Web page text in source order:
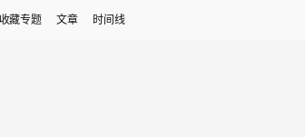
收藏专题 文章 时间线